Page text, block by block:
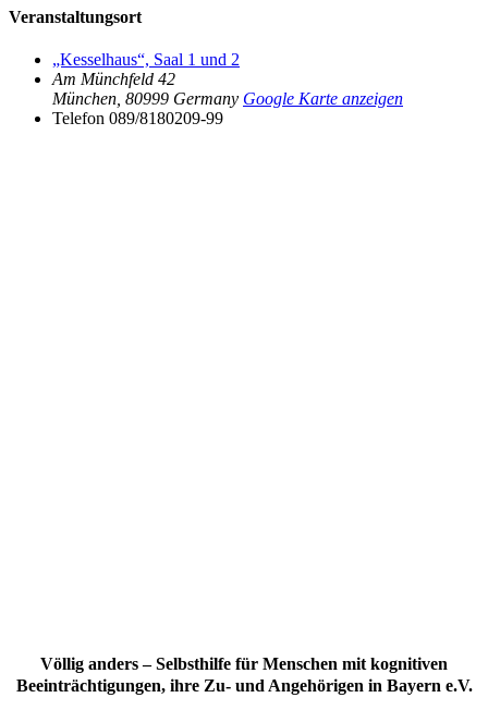
Veranstaltungsort
„Kesselhaus“, Saal 1 und 2
Am Münchfeld 42
München 80999 Germany Google Karte anzeigen
Telefon 089/8180209-99
Völlig anders – Selbsthilfe für Menschen mit kognitiven
Beeinträchtigungen, ihre Zu- und Angehörigen in Bayern e.V.